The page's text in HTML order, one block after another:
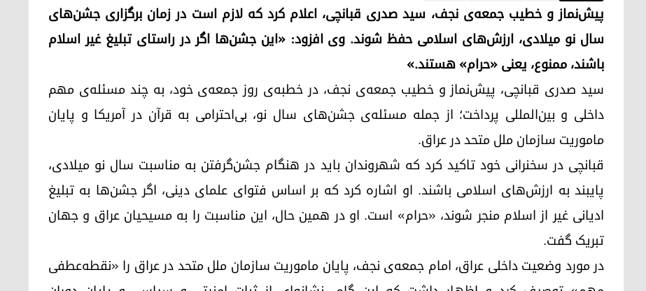
پیش‌نماز و خطیب جمعه‌ی نجف، سید صدری قبانچی، اعلام کرد که لازم است در زمان برگزاری جشن‌های
سال نو میلادی، ارزش‌های اسلامی حفظ شوند. وی افزود: «این جشن‌ها اگر در راستای تبلیغ غیر اسلام
باشند، ممنوع، یعنی «حرام» هستند.»
سید صدری قبانچی، پیش‌نماز و خطیب جمعه‌ی نجف، در خطبه‌ی روز جمعه‌ی خود، به چند مسئله‌ی مهم
داخلی و بین‌المللی پرداخت؛ از جمله مسئله‌ی جشن‌های سال نو، بی‌احترامی به قرآن در آمریکا و پایان
ماموریت سازمان ملل متحد در عراق.
قبانچی در سخنرانی خود تاکید کرد که شهروندان باید در هنگام جشن‌گرفتن به مناسبت سال نو میلادی،
پایبند به ارزش‌های اسلامی باشند. او اشاره کرد که بر اساس فتوای علمای دینی، اگر جشن‌ها به تبلیغ
ادیانی غیر از اسلام منجر شوند، «حرام» است. او در همین حال، این مناسبت را به مسیحیان عراق و جهان
تبریک گفت.
در مورد وضعیت داخلی عراق، امام جمعه‌ی نجف، پایان ماموریت سازمان ملل متحد در عراق را «نقطه‌عطفی